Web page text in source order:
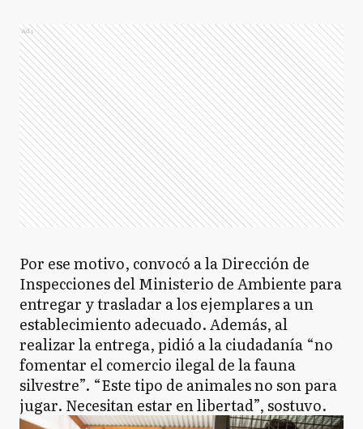
Ads
Por ese motivo, convocó a la Dirección de
Inspecciones del Ministerio de Ambiente para
entregar y trasladar a los ejemplares a un
establecimiento adecuado. Además, al
realizar la entrega, pidió a la ciudadanía “no
fomentar el comercio ilegal de la fauna
silvestre”. “Este tipo de animales no son para
jugar. Necesitan estar en libertad”, sostuvo.